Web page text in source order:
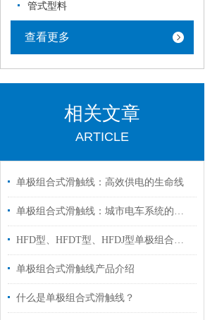
管式型料
查看更多
相关文章
ARTICLE
单极组合式滑触线：高效供电的生命线
单极组合式滑触线：城市电车系统的智慧动力
HFD型、HFDT型、HFDJ型单极组合式滑触线小常识
单极组合式滑触线产品介绍
什么是单极组合式滑触线？